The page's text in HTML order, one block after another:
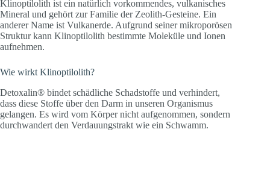
Klinoptilolith ist ein natürlich vorkommendes, vulkanisches
Mineral und gehört zur Familie der Zeolith-Gesteine. Ein
anderer Name ist Vulkanerde. Aufgrund seiner mikroporösen
Struktur kann Klinoptilolith bestimmte Moleküle und Ionen
aufnehmen.
Wie wirkt Klinoptilolith?
Detoxalin® bindet schädliche Schadstoffe und verhindert,
dass diese Stoffe über den Darm in unseren Organismus
gelangen. Es wird vom Körper nicht aufgenommen, sondern
durchwandert den Verdauungstrakt wie ein Schwamm.